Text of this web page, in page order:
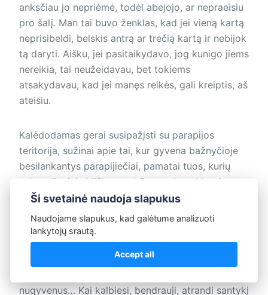
anksčiau jo nepriėmė, todėl abejojo, ar nepraeisiu
pro šalį. Man tai buvo ženklas, kad jei vieną kartą
neprisibeldi, belskis antrą ar trečią kartą ir nebijok
tą daryti. Aišku, jei pasitaikydavo, jog kunigo jiems
nereikia, tai neužeidavau, bet tokiems
atsakydavau, kad jei manęs reikės, gali kreiptis, aš
ateisiu.
Kalėdodamas gerai susipažįsti su parapijos
teritorija, sužinai apie tai, kur gyvena bažnyčioje
besilankantys parapijiečiai, pamatai tuos, kurių
sekmadieniais Mišiose nebūna, tada paklausi, ar
vaikai pakrikštyti, ar jie gyvena susituokę
bažnyčioje. Niekada nemoralizavau, o
besikalbėdamas padrąsindavau, kad jei norėtų,
galėčiau pakrikštyti, jei nėra kliūčių – tai ir
sutuokti. Kai kas sakydavo, kad dar per anksti, kai
nugyvenus… Kai kalbiesi, bendrauji, atrandi santykį
Ši svetainė naudoja slapukus
Naudojame slapukus, kad galėtume analizuoti
lankytojų srautą.
Accept all